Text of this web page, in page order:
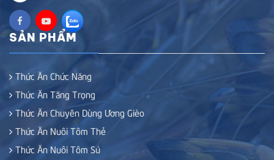
SẢN PHẨM
Thức Ăn Chức Năng
Thức Ăn Tăng Trọng
Thức Ăn Chuyên Dùng Ương Gièo
Thức Ăn Nuôi Tôm Thẻ
Thức Ăn Nuôi Tôm Sú